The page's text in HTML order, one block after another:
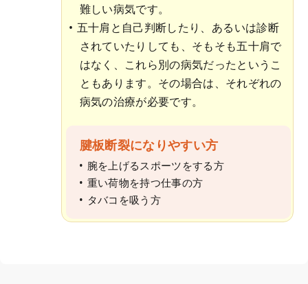
難しい病気です。
五十肩と自己判断したり、あるいは診断
されていたりしても、そもそも五十肩で
はなく、これら別の病気だったというこ
ともあります。その場合は、それぞれの
病気の治療が必要です。
腱板断裂になりやすい方
腕を上げるスポーツをする方
重い荷物を持つ仕事の方
タバコを吸う方